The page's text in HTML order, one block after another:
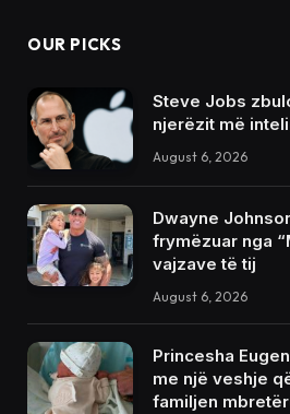
OUR PICKS
Steve Jobs
njerëzit më
August 6, 2026
Dwayne
frymëzuar nga
vajzave të tij
August 6, 2026
Princesha
me një veshje
familjen